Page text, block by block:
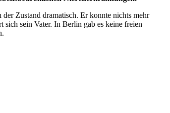
Zustand dramatisch. Er konnte nichts mehr
sich sein Vater. In Berlin gab es keine freien